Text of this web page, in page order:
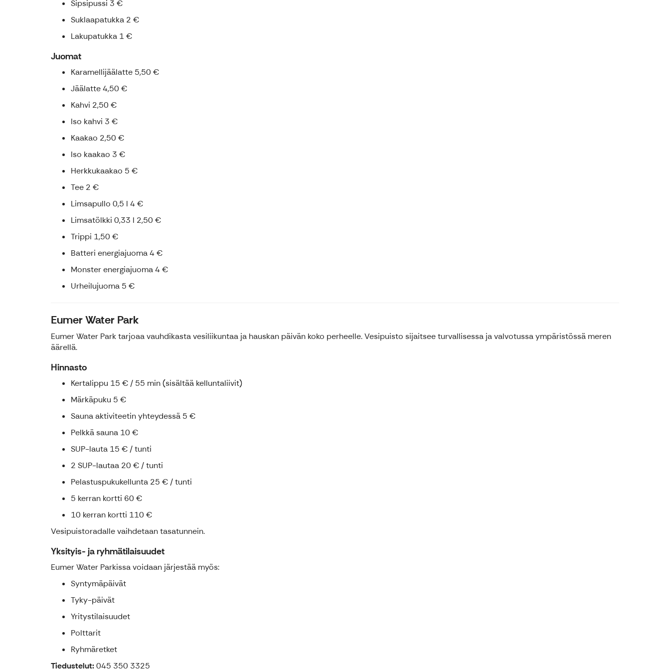
Sipsipussi 3 €
Suklaapatukka 2 €
Lakupatukka 1 €
Juomat
Karamellijäälatte 5,50 €
Jäälatte 4,50 €
Kahvi 2,50 €
Iso kahvi 3 €
Kaakao 2,50 €
Iso kaakao 3 €
Herkkukaakao 5 €
Tee 2 €
Limsapullo 0,5 l 4 €
Limsatölkki 0,33 l 2,50 €
Trippi 1,50 €
Batteri energiajuoma 4 €
Monster energiajuoma 4 €
Urheilujuoma 5 €
Eumer Water Park
Eumer Water Park tarjoaa vauhdikasta vesiliikuntaa ja hauskan päivän koko perheelle. Vesipuisto sijaitsee turvallisessa ja valvotussa ympäristössä meren
äärellä.
Hinnasto
Kertalippu 15 € / 55 min (sisältää kelluntaliivit)
Märkäpuku 5 €
Sauna aktiviteetin yhteydessä 5 €
Pelkkä sauna 10 €
SUP-lauta 15 € / tunti
2 SUP-lautaa 20 € / tunti
Pelastuspukukellunta 25 € / tunti
5 kerran kortti 60 €
10 kerran kortti 110 €
Vesipuistoradalle vaihdetaan tasatunnein.
Yksityis- ja ryhmätilaisuudet
Eumer Water Parkissa voidaan järjestää myös:
Syntymäpäivät
Tyky-päivät
Yritystilaisuudet
Polttarit
Ryhmäretket
Tiedustelut:045 350 3325